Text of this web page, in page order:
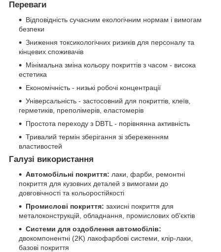
Переваги
Відповідність сучасним екологічним нормам і вимогам
безпеки
Зниження токсикологічних ризиків для персоналу та
кінцевих споживачів
Мінімальна зміна кольору покриттів з часом - висока
естетика
Економічність - низькі робочі концентрації
Універсальність - застосовний для покриттів, клеїв,
герметиків, преполімерів, еластомерів
Простота переходу з DBTL - порівнянна активність
Тривалий термін зберігання зі збереженням
властивостей
Галузі використання
Автомобільні покриття: лаки, фарби, ремонтні
покриття для кузовних деталей з вимогами до
довговічності та кольоростійкості
Промислові покриття: захисні покриття для
металоконструкцій, обладнання, промислових об'єктів
Системи для оздоблення автомобілів:
двокомпонентні (2K) лакофарбові системи, клір-лаки,
базові покриття